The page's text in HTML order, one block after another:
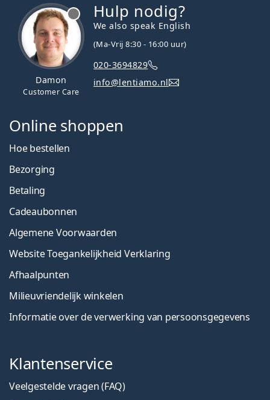
Damon
Customer Care
Hulp nodig?
We also speak English
(Ma-Vrij 8:30 - 16:00 uur)
020-3694829
info@lentiamo.nl
Online shoppen
Hoe bestellen
Bezorging
Betaling
Cadeaubonnen
Algemene Voorwaarden
Website Toegankelijkheid Verklaring
Afhaalpunten
Milieuvriendelijk winkelen
Informatie over de verwerking van persoonsgegevens
Klantenservice
Veelgestelde vragen (FAQ)